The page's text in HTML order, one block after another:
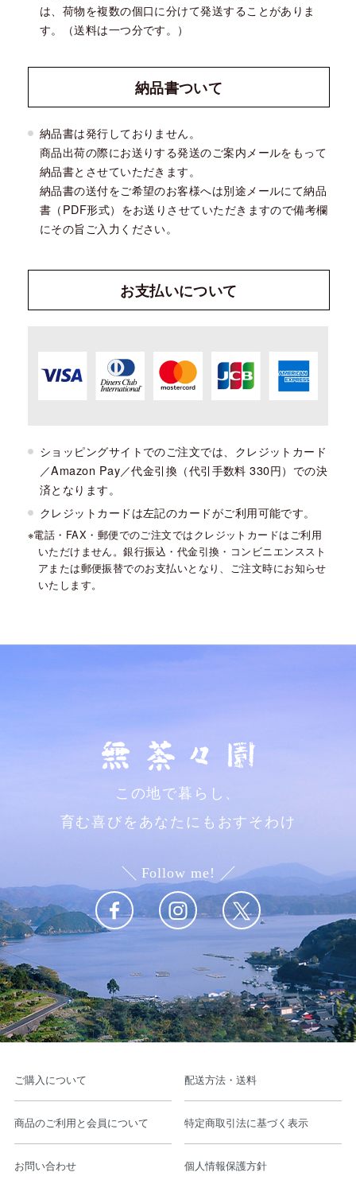
は、荷物を複数の個口に分けて発送することがありま
す。（送料は一つ分です。）
納品書ついて
納品書は発行しておりません。
商品出荷の際にお送りする発送のご案内メールをもって
納品書とさせていただきます。
納品書の送付をご希望のお客様へは別途メールにて納品
書（PDF形式）をお送りさせていただきますので備考欄
にその旨ご入力ください。
お支払いについて
ショッピングサイトでのご注文では、クレジットカード
／Amazon Pay／代金引換（代引手数料 330円）での決
済となります。
クレジットカードは左記のカードがご利用可能です。
電話・FAX・郵便でのご注文ではクレジットカードはご利用
いただけません。銀行振込・代金引換・コンビニエンススト
アまたは郵便振替でのお支払いとなり、ご注文時にお知らせ
いたします。
この地で暮らし、
育む喜びをあなたにもおすそわけ
Follow me!
ご購入について 配送方法・送料
商品のご利用と会員について 特定商取引法に基づく表示
お問い合わせ 個人情報保護方針